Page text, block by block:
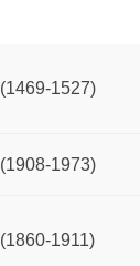
(1469-1527)
(1908-1973)
(1860-1911)